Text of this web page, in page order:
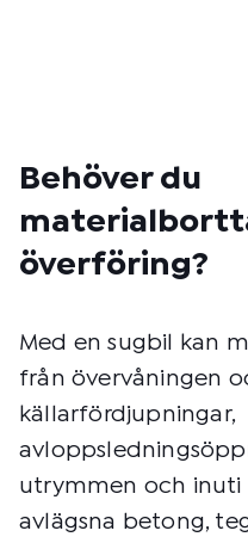
Behöver du
överföring?
Med en sugbil kan
från övervåningen
källarfördjupningar,
utrymmen och inuti
avlägsna betong,